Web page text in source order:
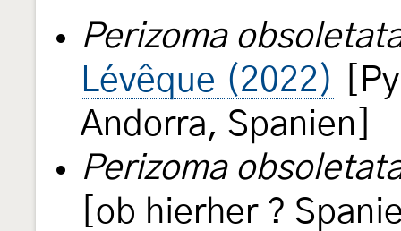
Perizoma
Lévêque (2022)
Andorra, Spanien]
Perizoma
[ob hierher ?